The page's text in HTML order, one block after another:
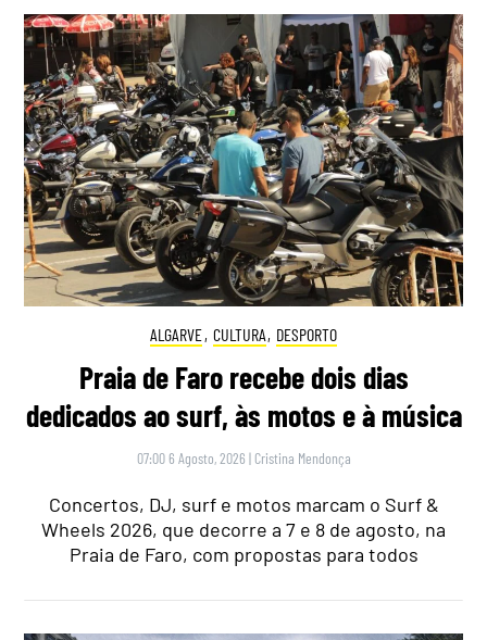
ALGARVE, CULTURA, DESPORTO
Praia de Faro recebe dois dias
dedicados ao surf, às motos e à música
07:00 6 Agosto, 2026 | Cristina Mendonça
Concertos, DJ, surf e motos marcam o Surf &
Wheels 2026, que decorre a 7 e 8 de agosto, na
Praia de Faro, com propostas para todos